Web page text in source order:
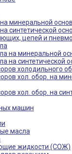
минеральной
синтетической
цепей и
на минеральной
на синтетической
холодильного
хол. обор. на
хол. обор. на
машин
масла
жидкости (СОЖ)